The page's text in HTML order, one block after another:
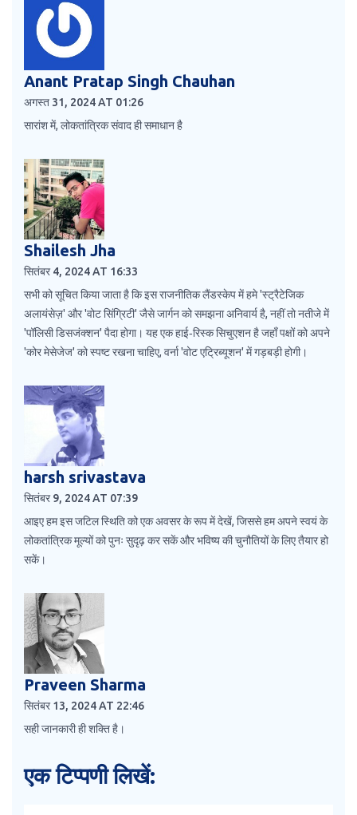
Anant Pratap Singh Chauhan
अगस्त 31, 2024 AT 01:26
सारांश में, लोकतांत्रिक संवाद ही समाधान है
Shailesh Jha
सितंबर 4, 2024 AT 16:33
सभी को सूचित किया जाता है कि इस राजनीतिक लैंडस्केप में हमे 'स्ट्रैटेजिक
अलायंसेज़' और 'वोट सिंग्रिटी' जैसे जार्गन को समझना अनिवार्य है, नहीं तो नतीजे में
'पॉलिसी डिसजंक्शन' पैदा होगा। यह एक हाई‑रिस्क सिचुएशन है जहाँ पक्षों को अपने
'कोर मेसेजेज' को स्पष्ट रखना चाहिए, वर्ना 'वोट एट्रिब्यूशन' में गड़बड़ी होगी।
harsh srivastava
सितंबर 9, 2024 AT 07:39
आइए हम इस जटिल स्थिति को एक अवसर के रूप में देखें, जिससे हम अपने स्वयं के
लोकतांत्रिक मूल्यों को पुनः सुदृढ़ कर सकें और भविष्य की चुनौतियों के लिए तैयार हो
सकें।
Praveen Sharma
सितंबर 13, 2024 AT 22:46
सही जानकारी ही शक्ति है।
एक टिप्पणी लिखें: